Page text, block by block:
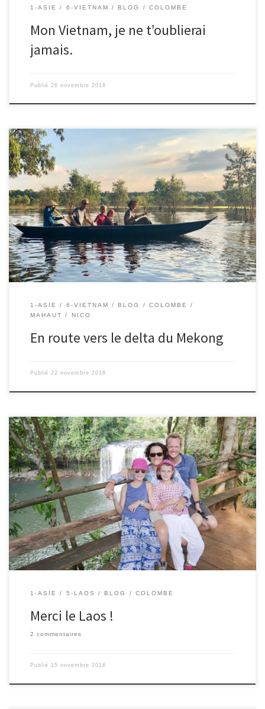
1-ASIE 6-VIETNAM BLOG COLOMBE
Mon Vietnam, je ne t’oublierai
jamais.
Publié 26 novembre 2018
21/11/2018 – Nico. Après avoir bien profité de nos amis (merci
encore à eux pour leur accueil incroyable), nous repartons vers de
nouvelles aventures ! L’idée est d’aller visiter le delta du Mekong
pour montrer un autre visage du Vietnam, que nous avons tant
aimé, à Colombe et Mahaut. Dans […]
1-ASIE 6-VIETNAM BLOG
COLOMBE
MAHAUT
NICO
En route vers le delta du Mekong
Publié 22 novembre 2018
13/11/2018 – Colombe. Cher Laos , Je te quitte déjà Pour aller au
Vietnam Le pays de ma naissance. Je ne t’oublierai jamais, Toi et
tes paysages magnifiques. Ô mon très cher Laos, Que ton peuple
est gentil . J’aime quand tes enfants Me disent bonjour. Merci pour
ces sourires, […]
1-ASIE 5-LAOS BLOG COLOMBE
Merci le Laos !
2 commentaires
Publié 15 novembre 2018